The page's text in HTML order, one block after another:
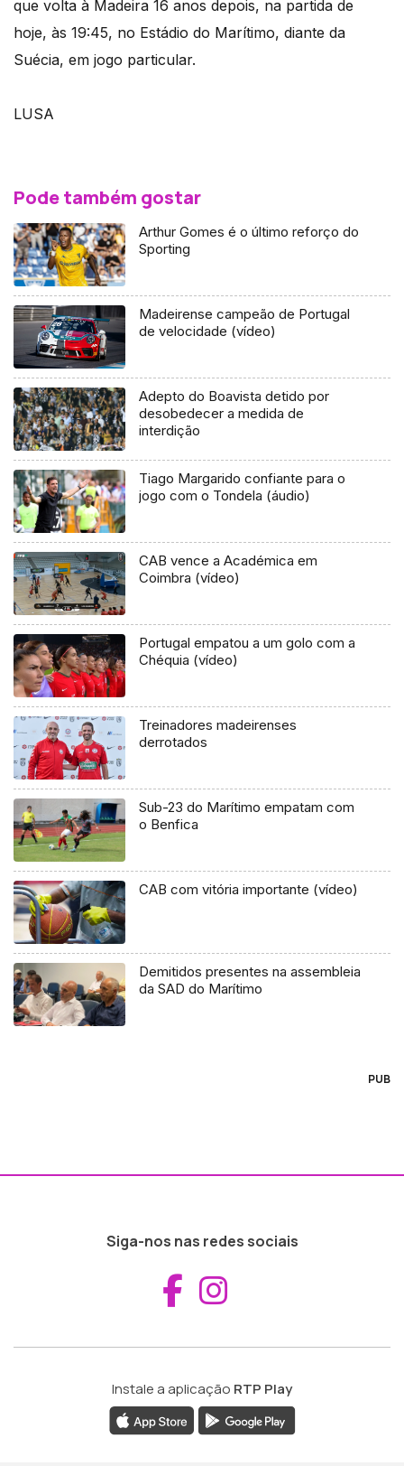
que volta à Madeira 16 anos depois, na partida de
hoje, às 19:45, no Estádio do Marítimo, diante da
Suécia, em jogo particular.
LUSA
Pode também gostar
Arthur Gomes é o último reforço do
Sporting
Madeirense campeão de Portugal
de velocidade (vídeo)
Adepto do Boavista detido por
desobedecer a medida de
interdição
Tiago Margarido confiante para o
jogo com o Tondela (áudio)
CAB vence a Académica em
Coimbra (vídeo)
Portugal empatou a um golo com a
Chéquia (vídeo)
Treinadores madeirenses
derrotados
Sub-23 do Marítimo empatam com
o Benfica
CAB com vitória importante (vídeo)
Demitidos presentes na assembleia
da SAD do Marítimo
PUB
Siga-nos nas redes sociais
Aceder ao
Instale a aplicação RTP Play